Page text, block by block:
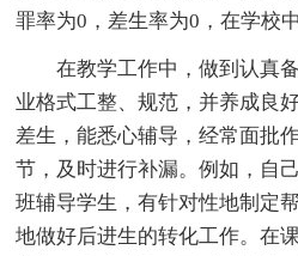
罪率为0，差生率为0，在学校
在教学工作中，做到认真备
业格式工整、规范，并养成良
差生，能悉心辅导，经常面批
节，及时进行补漏。例如，自
班辅导学生，有针对性地制定
地做好后进生的转化工作。在